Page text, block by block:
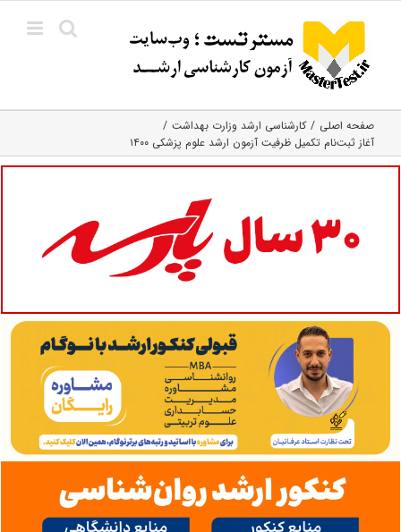
content
صفحه اصلی
کارشناسی ارشد وزارت بهداشت
آغاز ثبت‌نام تکمیل ظرفیت آزمون ارشد علوم پزشکی ۱۴۰۰